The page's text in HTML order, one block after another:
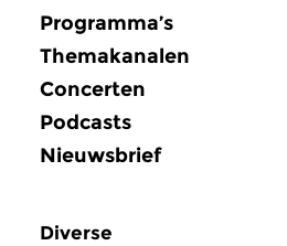
Programma’s
Themakanalen
Concerten
Podcasts
Nieuwsbrief
Diverse